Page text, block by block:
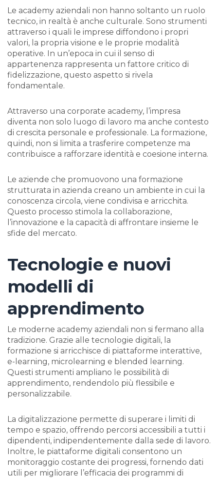
Le academy aziendali non hanno soltanto un ruolo
tecnico, in realtà è anche culturale. Sono strumenti
attraverso i quali le imprese diffondono i propri
valori, la propria visione e le proprie modalità
operative. In un’epoca in cui il senso di
appartenenza rappresenta un fattore critico di
fidelizzazione, questo aspetto si rivela
fondamentale.
Attraverso una corporate academy, l’impresa
diventa non solo luogo di lavoro ma anche contesto
di crescita personale e professionale. La formazione,
quindi, non si limita a trasferire competenze ma
contribuisce a rafforzare identità e coesione interna.
Le aziende che promuovono una formazione
strutturata in azienda creano un ambiente in cui la
conoscenza circola, viene condivisa e arricchita.
Questo processo stimola la collaborazione,
l’innovazione e la capacità di affrontare insieme le
sfide del mercato.
Tecnologie e nuovi
modelli di
apprendimento
Le moderne academy aziendali non si fermano alla
tradizione. Grazie alle tecnologie digitali, la
formazione si arricchisce di piattaforme interattive,
e-learning, microlearning e blended learning.
Questi strumenti ampliano le possibilità di
apprendimento, rendendolo più flessibile e
personalizzabile.
La digitalizzazione permette di superare i limiti di
tempo e spazio, offrendo percorsi accessibili a tutti i
dipendenti, indipendentemente dalla sede di lavoro.
Inoltre, le piattaforme digitali consentono un
monitoraggio costante dei progressi, fornendo dati
utili per migliorare l’efficacia dei programmi di